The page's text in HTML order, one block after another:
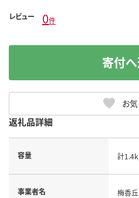
レビュー 0件
お
寄付
返礼品詳細
容量 計
事業者名 梅香丘